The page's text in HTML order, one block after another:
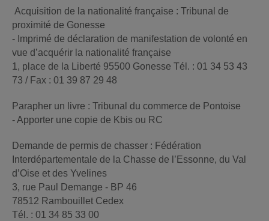
Acquisition de la nationalité française : Tribunal de
proximité de Gonesse
- Imprimé de déclaration de manifestation de volonté en
vue d’acquérir la nationalité française
1, place de la Liberté 95500 Gonesse Tél. : 01 34 53 43
73 / Fax : 01 39 87 29 48
Parapher un livre : Tribunal du commerce de Pontoise
- Apporter une copie de Kbis ou RC
Demande de permis de chasser : Fédération
Interdépartementale de la Chasse de l’Essonne, du Val
d’Oise et des Yvelines
3, rue Paul Demange - BP 46
78512 Rambouillet Cedex
Tél. : 01 34 85 33 00